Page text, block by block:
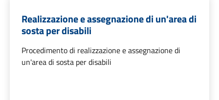
Realizzazione e assegnazione di un'area di
sosta per disabili
Procedimento di realizzazione e assegnazione di
un'area di sosta per disabili